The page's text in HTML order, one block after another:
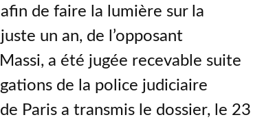
afin de faire la lumière sur la
un an, de l’opposant
a été jugée recevable suite
de la police judiciaire
Paris a transmis le dossier, le 23